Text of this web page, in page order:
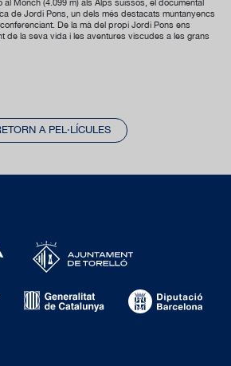
al Monch (4.099 m) als Alps suïssos, el documental
de Jordi Pons, un dels més destacats muntanyencs
De la mà del propi Jordi Pons ens
de la seva vida i les aventures viscudes a les grans
A PEL·LÍCULES